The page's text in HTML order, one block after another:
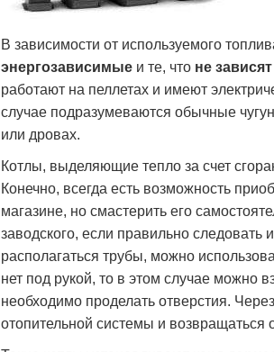
В зависимости от используемого
энергозависимые и те, что не
работают на пеллетах и имеют
случае подразумеваются обычные
или дровах.
Котлы, выделяющие тепло за счет
Конечно, всегда есть возможность
магазине, но смастерить его
заводского, если правильно следовать
располагаться трубы, можно
нет под рукой, то в этом случае можно
необходимо проделать отверстия.
отопительной системы и возвращаться